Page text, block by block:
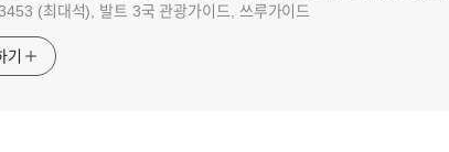
(최대석), 발트 3국 관광가이드, 쓰루가이드
기